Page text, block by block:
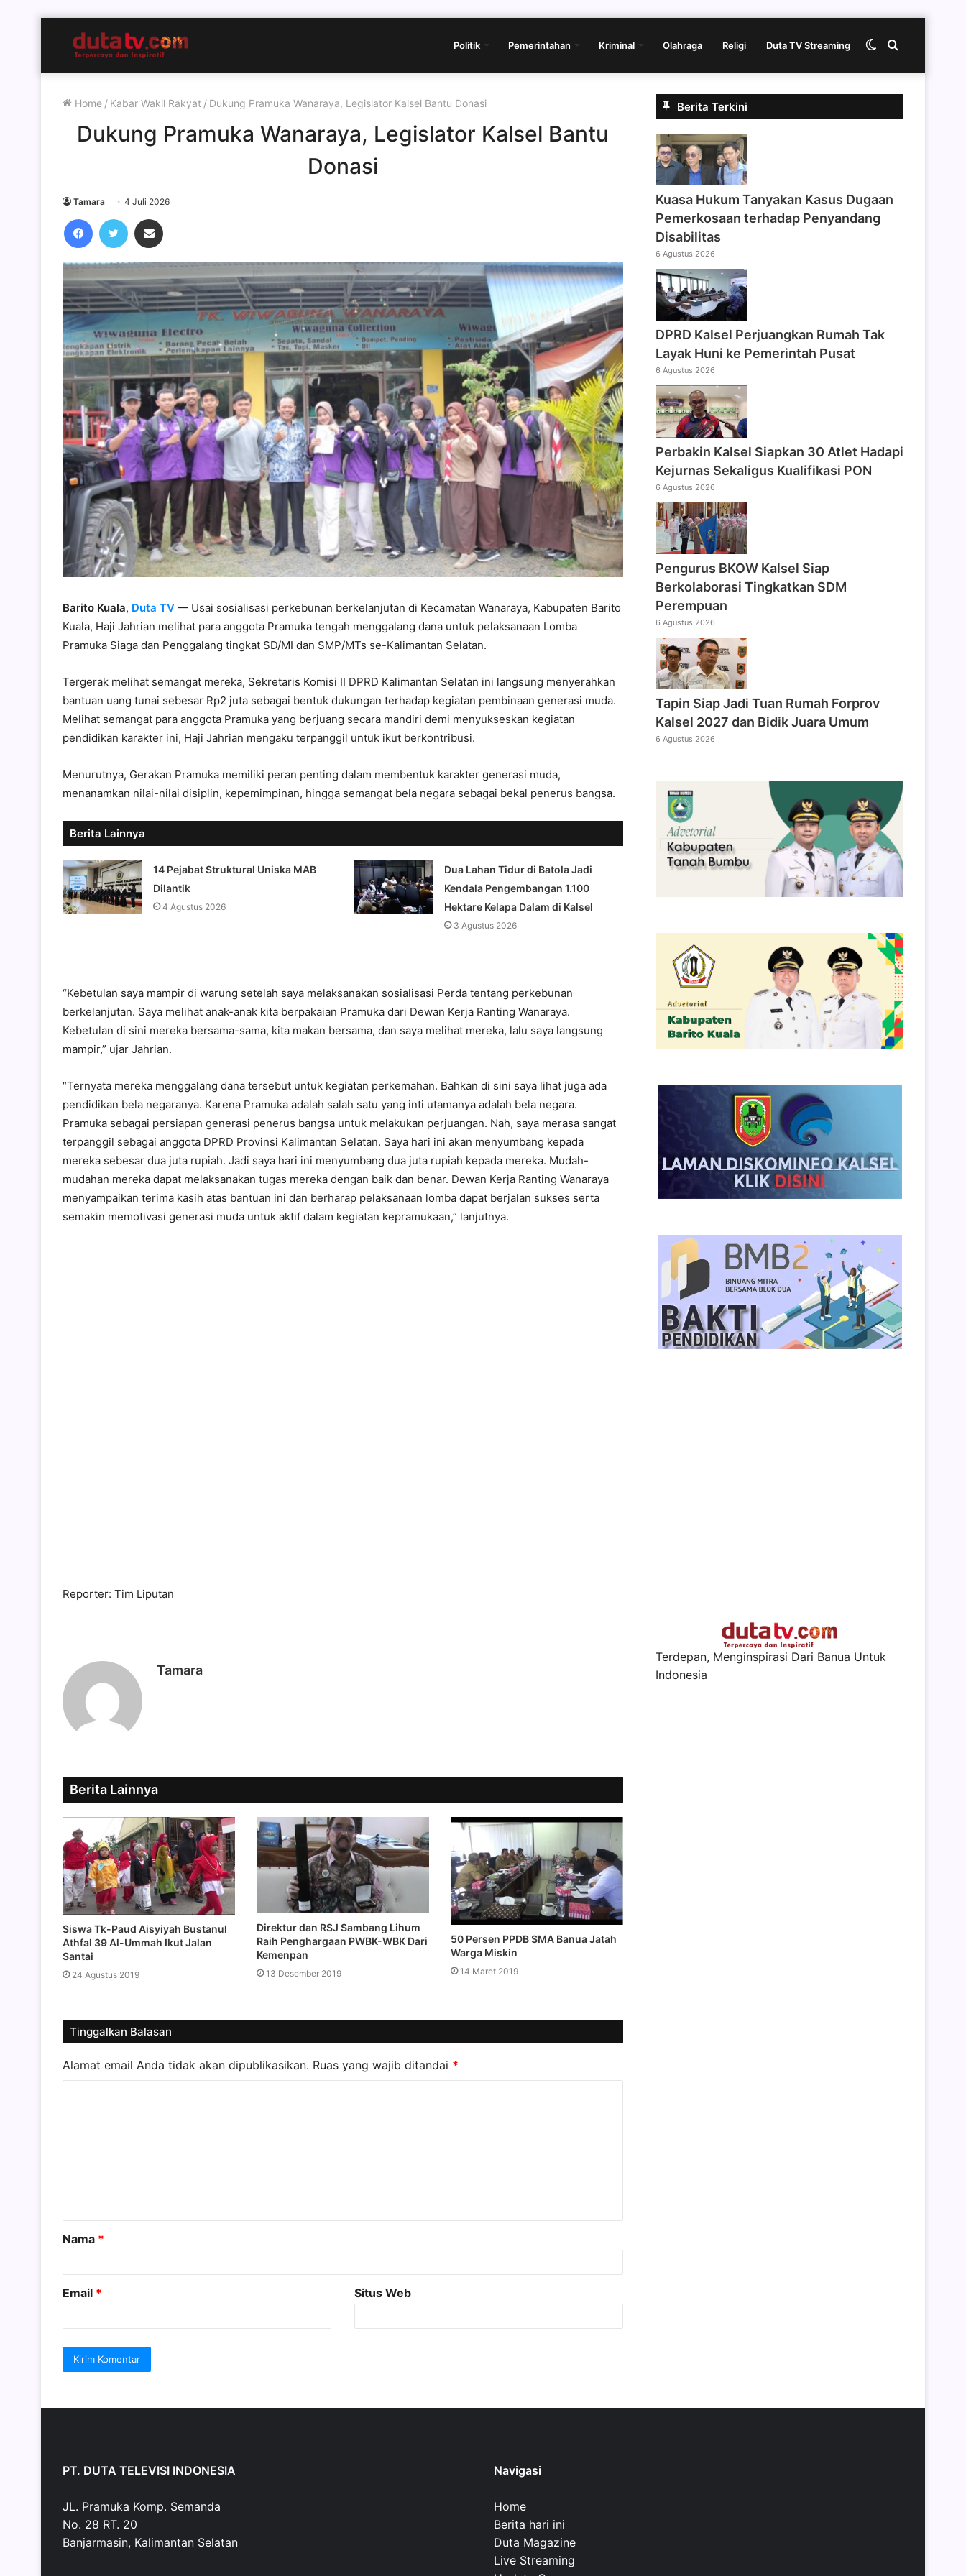
Politik Pemerintahan Kriminal Olahraga Religi Duta TV Streaming Cari
Switch
Home / Kabar Wakil Rakyat / Dukung Pramuka Wanaraya, Legislator Kalsel Bantu Donasi
Dukung Pramuka Wanaraya, Legislator Kalsel Bantu
Donasi
Tamara 4 Juli 2026
FacebookTwitter
Barito Kuala, Duta TV — Usai sosialisasi perkebunan berkelanjutan di Kecamatan Wanaraya, Kabupaten Barito
Kuala, Haji Jahrian melihat para anggota Pramuka tengah menggalang dana untuk pelaksanaan Lomba
Pramuka Siaga dan Penggalang tingkat SD/MI dan SMP/MTs se-Kalimantan Selatan.
Tergerak melihat semangat mereka, Sekretaris Komisi II DPRD Kalimantan Selatan ini langsung menyerahkan
bantuan uang tunai sebesar Rp2 juta sebagai bentuk dukungan terhadap kegiatan pembinaan generasi muda.
Melihat semangat para anggota Pramuka yang berjuang secara mandiri demi menyukseskan kegiatan
pendidikan karakter ini, Haji Jahrian mengaku terpanggil untuk ikut berkontribusi.
Menurutnya, Gerakan Pramuka memiliki peran penting dalam membentuk karakter generasi muda,
menanamkan nilai-nilai disiplin, kepemimpinan, hingga semangat bela negara sebagai bekal penerus bangsa.
Berita Lainnya
14 Pejabat Struktural Uniska MAB
Dilantik
4 Agustus 2026
Dua Lahan Tidur di Batola Jadi
Kendala Pengembangan 1.100
Hektare Kelapa Dalam di Kalsel
3 Agustus 2026
“Kebetulan saya mampir di warung setelah saya melaksanakan sosialisasi Perda tentang perkebunan
berkelanjutan. Saya melihat anak-anak kita berpakaian Pramuka dari Dewan Kerja Ranting Wanaraya.
Kebetulan di sini mereka bersama-sama, kita makan bersama, dan saya melihat mereka, lalu saya langsung
mampir,” ujar Jahrian.
“Ternyata mereka menggalang dana tersebut untuk kegiatan perkemahan. Bahkan di sini saya lihat juga ada
pendidikan bela negaranya. Karena Pramuka adalah salah satu yang inti utamanya adalah bela negara.
Pramuka sebagai persiapan generasi penerus bangsa untuk melakukan perjuangan. Nah, saya merasa sangat
terpanggil sebagai anggota DPRD Provinsi Kalimantan Selatan. Saya hari ini akan menyumbang kepada
mereka sebesar dua juta rupiah. Jadi saya hari ini menyumbang dua juta rupiah kepada mereka. Mudah-
mudahan mereka dapat melaksanakan tugas mereka dengan baik dan benar. Dewan Kerja Ranting Wanaraya
menyampaikan terima kasih atas bantuan ini dan berharap pelaksanaan lomba dapat berjalan sukses serta
semakin memotivasi generasi muda untuk aktif dalam kegiatan kepramukaan,” lanjutnya.
Reporter: Tim Liputan
Tamara
Berita Lainnya
Siswa Tk-Paud Aisyiyah Bustanul
Athfal 39 Al-Ummah Ikut Jalan
Santai
24 Agustus 2019
Direktur dan RSJ Sambang Lihum
Raih Penghargaan PWBK-WBK Dari
Kemenpan
13 Desember 2019
50 Persen PPDB SMA Banua Jatah
Warga Miskin
14 Maret 2019
Tinggalkan Balasan
Alamat email Anda tidak akan dipublikasikan. Ruas yang wajib ditandai *
a
r
Nama *
Email * Situs Web
Berita Terkini
Kuasa Hukum Tanyakan Kasus Dugaan
Pemerkosaan terhadap Penyandang
Disabilitas
6 Agustus 2026
DPRD Kalsel Perjuangkan Rumah Tak
Layak Huni ke Pemerintah Pusat
6 Agustus 2026
Perbakin Kalsel Siapkan 30 Atlet Hadapi
Kejurnas Sekaligus Kualifikasi PON
6 Agustus 2026
Pengurus BKOW Kalsel Siap
Berkolaborasi Tingkatkan SDM
Perempuan
6 Agustus 2026
Tapin Siap Jadi Tuan Rumah Forprov
Kalsel 2027 dan Bidik Juara Umum
6 Agustus 2026
Terdepan, Menginspirasi Dari Banua Untuk
Indonesia
PT. DUTA TELEVISI INDONESIA
JL. Pramuka Komp. Semanda
No. 28 RT. 20
Banjarmasin, Kalimantan Selatan
Navigasi
Home
Berita hari ini
Duta Magazine
Live Streaming